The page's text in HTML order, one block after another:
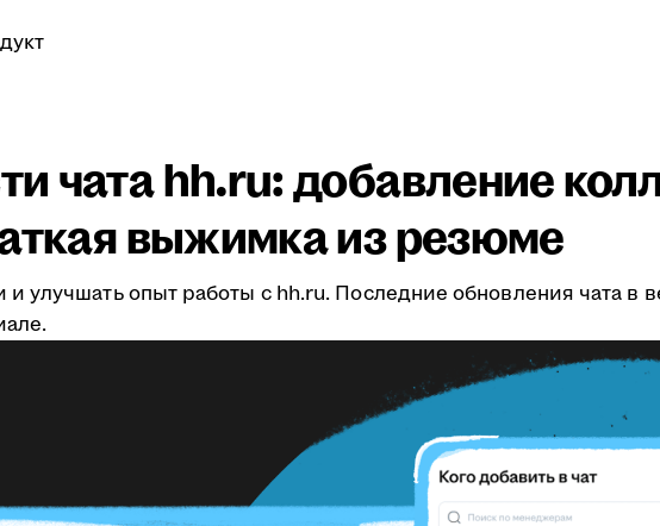
чата hh.ru: добавление
выжимка из резюме
улучшать опыт работы с hh.ru. Последние обновления чата в